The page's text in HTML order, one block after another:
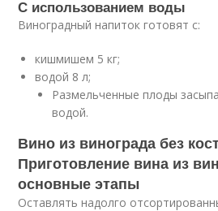
С использованием воды
Виноградный напиток готовят с:
кишмишем 5 кг;
водой 8 л;
Размельченные плоды
водой.
Вино из винограда без
Приготовление вина из
основные этапы
Оставлять надолго